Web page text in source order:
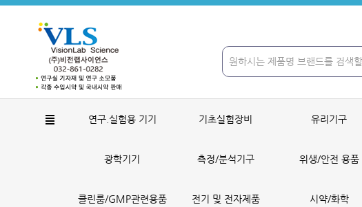
연구.실험용 기기 기초실험장비 유리기구
광학기기 측정/분석기구 위생/안전 용품
클린룸/GMP관련용품 전기 및 전자제품 시약/화학